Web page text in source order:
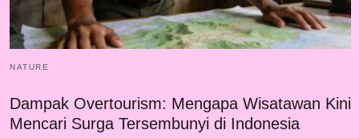
NATURE
Dampak Overtourism: Mengapa Wisatawan Kini
Mencari Surga Tersembunyi di Indonesia